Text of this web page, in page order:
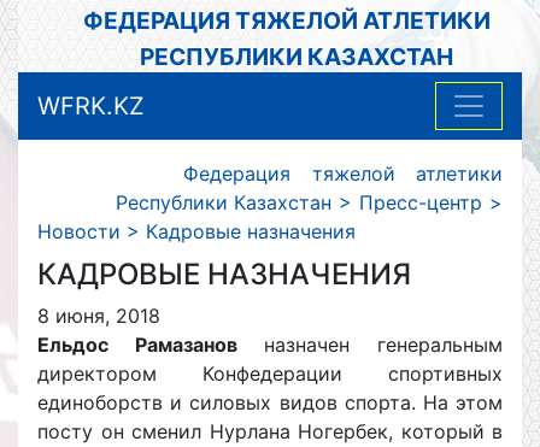
ФЕДЕРАЦИЯ ТЯЖЕЛОЙ АТЛЕТИКИ
РЕСПУБЛИКИ КАЗАХСТАН
WFRK.KZ
Федерация тяжелой атлетики
Республики Казахстан > Пресс-центр >
Новости > Кадровые назначения
КАДРОВЫЕ НАЗНАЧЕНИЯ
8 июня, 2018
Ельдос Рамазановназначен генеральным
директором Конфедерации спортивных
единоборств и силовых видов спорта. На этом
посту он сменил Нурлана Ногербек, который в